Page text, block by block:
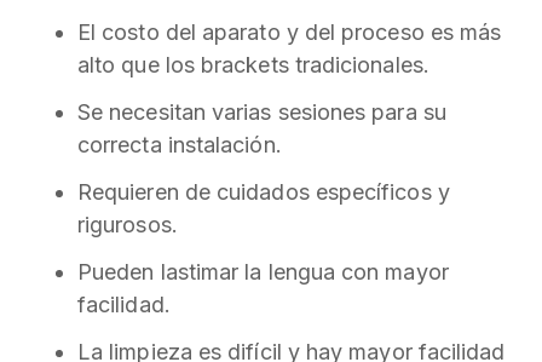
El costo del aparato y del proceso es más
alto que los brackets tradicionales.
Se necesitan varias sesiones para su
correcta instalación.
Requieren de cuidados específicos y
rigurosos.
Pueden lastimar la lengua con mayor
facilidad.
La limpieza es difícil y hay mayor facilidad